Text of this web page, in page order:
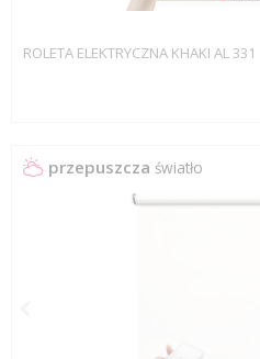
ROLETA ELEKTRYCZNA KHAKI AL 331
przepuszcza światło